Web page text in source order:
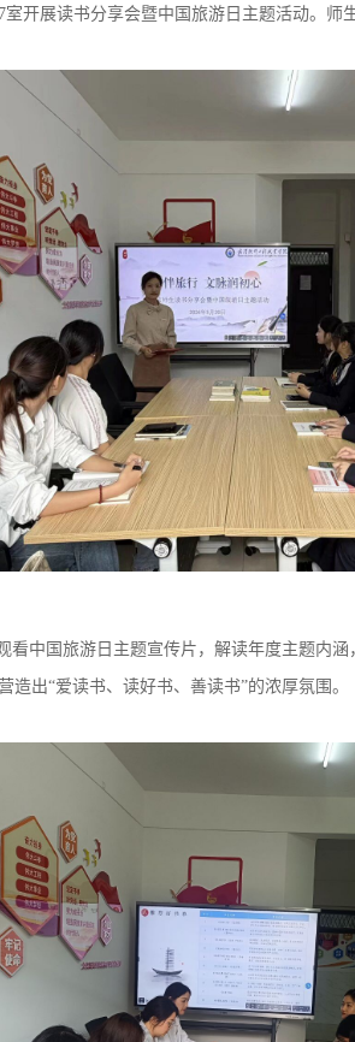
室开展读书分享会暨中国旅游日主题活动。师
看中国旅游日主题宣传片，解读年度主题内
造出“爱读书、读好书、善读书”的浓厚氛围。